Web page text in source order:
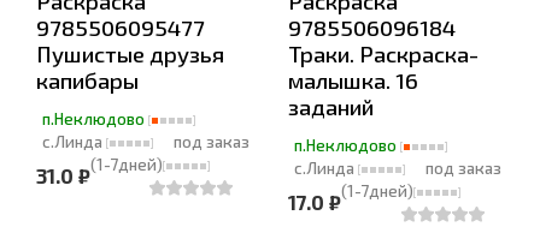
9785506095477
Пушистые друзья
капибары
п.Неклюдово
с.Линда
под заказ
(1-7дней)
31.0 ₽
9785506096184
Траки. Раскраска-
малышка. 16
заданий
п.Неклюдово
с.Линда
под заказ
(1-7дней)
17.0 ₽